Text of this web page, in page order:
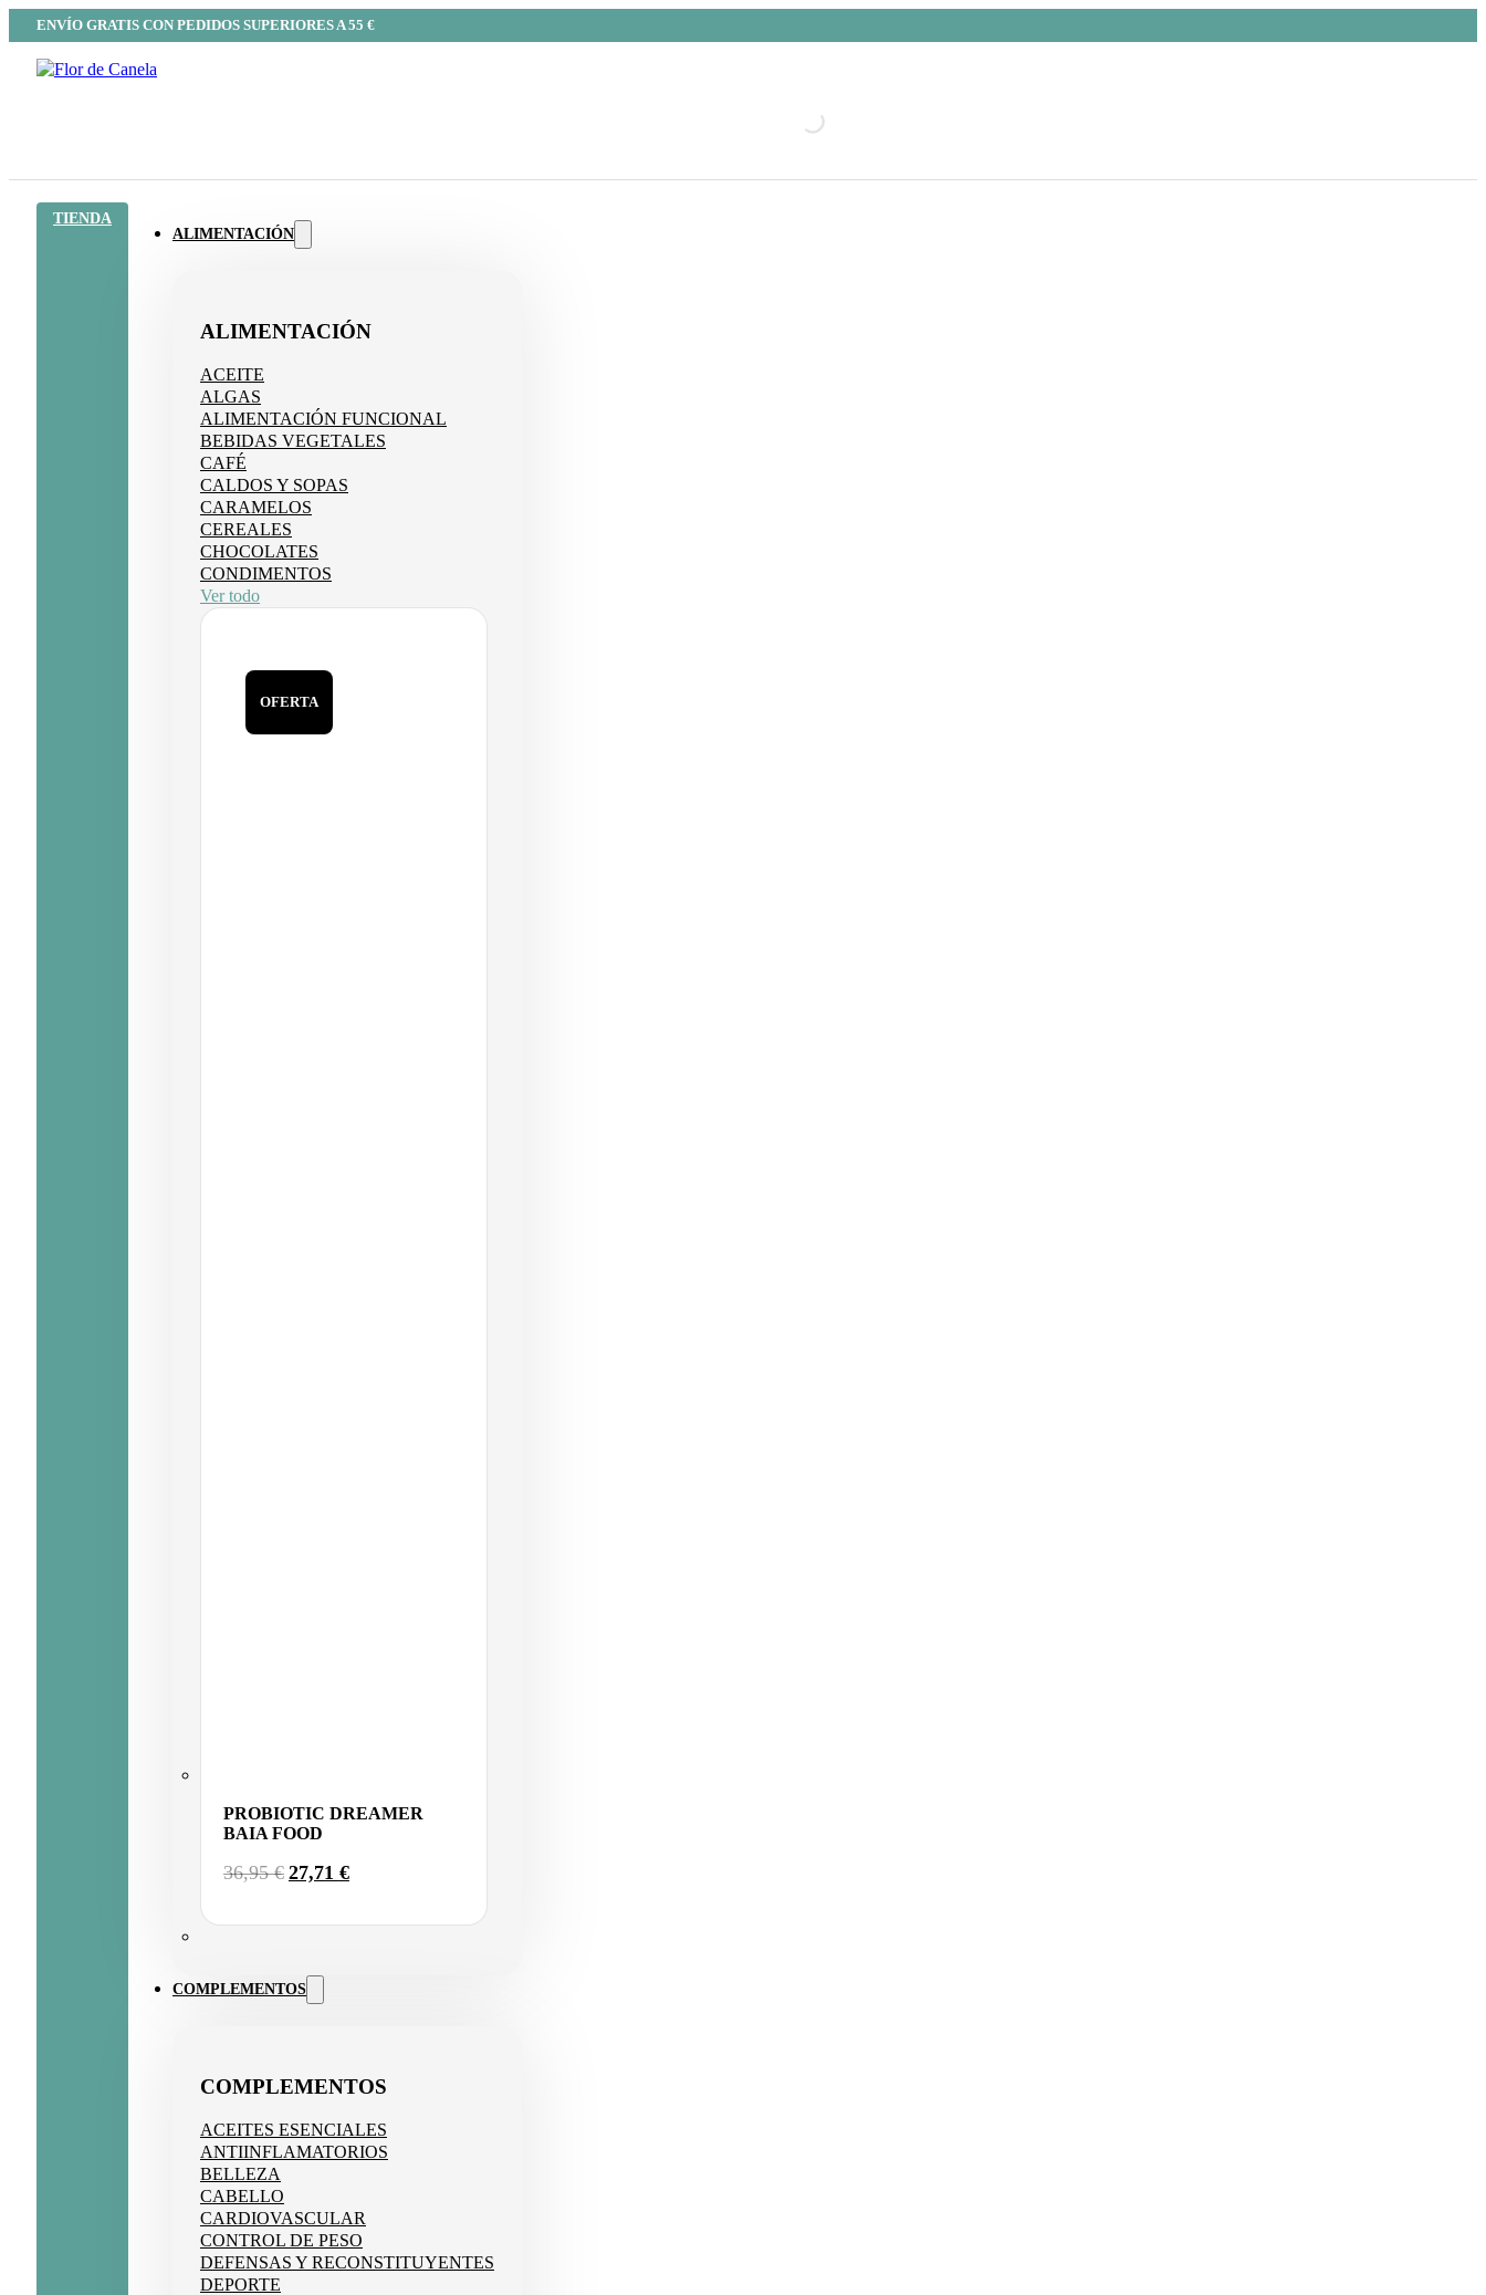
ENVÍO GRATIS CON PEDIDOS SUPERIORES A 55 €
TIENDA
ALIMENTACIÓN
ALIMENTACIÓN
ACEITE
ALGAS
ALIMENTACIÓN FUNCIONAL
BEBIDAS VEGETALES
CAFÉ
CALDOS Y SOPAS
CARAMELOS
CEREALES
CHOCOLATES
CONDIMENTOS
Ver todo
OFERTA
PROBIOTIC DREAMER
BAIA FOOD
36,95€ EL
27,71 €EL
COMPLEMENTOS
COMPLEMENTOS
ACEITES ESENCIALES
ANTIINFLAMATORIOS
BELLEZA
CABELLO
CARDIOVASCULAR
CONTROL DE PESO
DEFENSAS Y RECONSTITUYENTES
DEPORTE